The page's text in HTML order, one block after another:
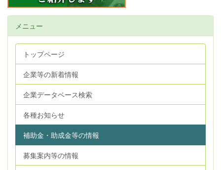
メニュー
トップページ
企業等の新着情報
企業データベース検索
各種お知らせ
補助金・助成金等の情報
募集案内等の情報